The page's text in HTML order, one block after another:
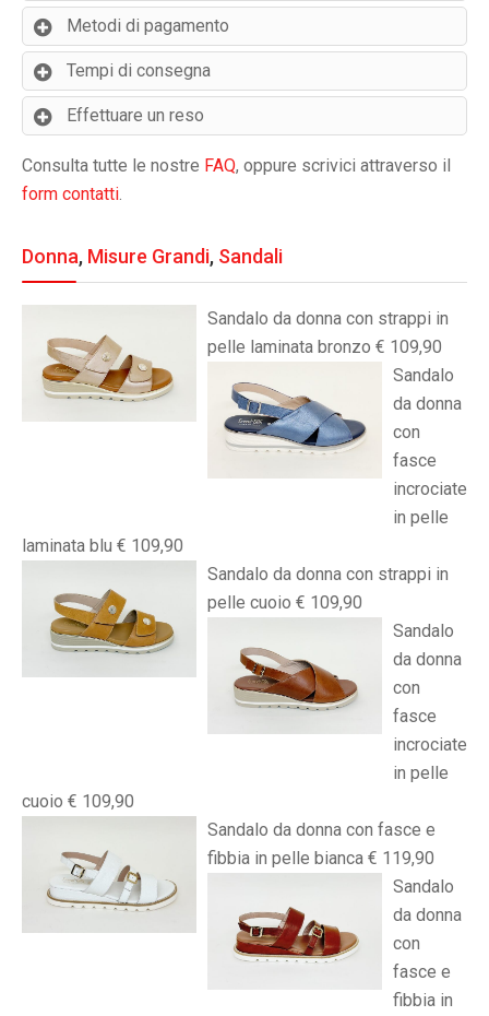
Metodi di pagamento
Tempi di consegna
Effettuare un reso
Consulta tutte le nostre FAQ, oppure scrivici attraverso il
form contatti.
Donna, Misure Grandi, Sandali
Sandalo da donna con strappi in
pelle laminata bronzo € 109,90
Sandalo
da donna
con
fasce
incrociate
in pelle
laminata blu € 109,90
Sandalo da donna con strappi in
pelle cuoio € 109,90
Sandalo
da donna
con
fasce
incrociate
in pelle
cuoio € 109,90
Sandalo da donna con fasce e
fibbia in pelle bianca € 119,90
Sandalo
da donna
con
fasce e
fibbia in